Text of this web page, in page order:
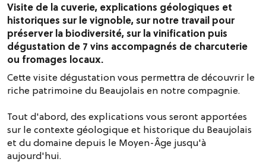
Visite de la cuverie, explications géologiques et
historiques sur le vignoble, sur notre travail pour
préserver la biodiversité, sur la vinification puis
dégustation de 7 vins accompagnés de charcuterie
ou fromages locaux.
Cette visite dégustation vous permettra de découvrir le
riche patrimoine du Beaujolais en notre compagnie.
Tout d'abord, des explications vous seront apportées
sur le contexte géologique et historique du Beaujolais
et du domaine depuis le Moyen-Âge jusqu'à
aujourd'hui.